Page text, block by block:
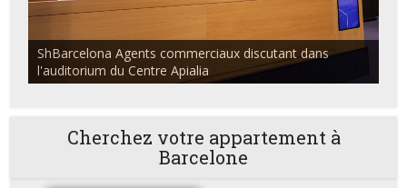
ShBarcelona Agents commerciaux discutant dans
l'auditorium du Centre Apialia
Cherchez votre appartement à
Barcelone